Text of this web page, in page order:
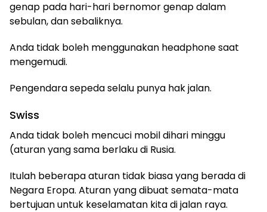
genap pada hari-hari bernomor genap dalam
sebulan, dan sebaliknya.
Anda tidak boleh menggunakan headphone saat
mengemudi.
Pengendara sepeda selalu punya hak jalan.
Swiss
Anda tidak boleh mencuci mobil dihari minggu
(aturan yang sama berlaku di Rusia.
Itulah beberapa aturan tidak biasa yang berada di
Negara Eropa. Aturan yang dibuat semata-mata
bertujuan untuk keselamatan kita di jalan raya.